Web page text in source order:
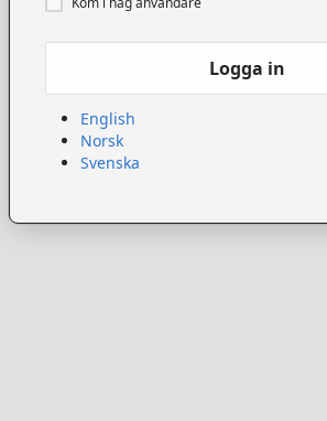
ihåg
Logga in
English
Norsk
Svenska